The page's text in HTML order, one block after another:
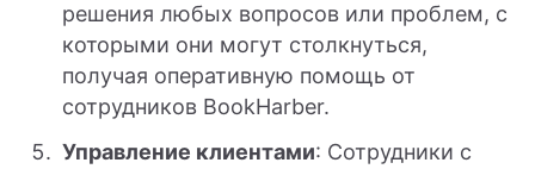
решения любых вопросов или проблем, с
которыми они могут столкнуться,
получая оперативную помощь от
сотрудников BookHarber.
Управление клиентами: Сотрудники с